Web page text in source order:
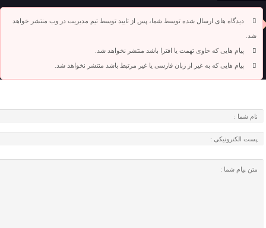
دیدگاه های ارسال شده توسط شما، پس از تایید توسط تیم مدیریت در وب منتشر خواهد
شد.
پیام هایی که حاوی تهمت یا افترا باشد منتشر نخواهد شد.
پیام هایی که به غیر از زبان فارسی یا غیر مرتبط باشد منتشر نخواهد شد.